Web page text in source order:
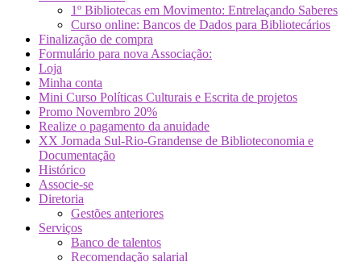
1º Bibliotecas em Movimento: Entrelaçando Saberes
Curso online: Bancos de Dados para Bibliotecários
Finalização de compra
Formulário para nova Associação:
Loja
Minha conta
Mini Curso Políticas Culturais e Escrita de projetos
Promo Novembro 20%
Realize o pagamento da anuidade
XX Jornada Sul-Rio-Grandense de Biblioteconomia e
Documentação
Histórico
Associe-se
Diretoria
Gestões anteriores
Serviços
Banco de talentos
Recomendação salarial